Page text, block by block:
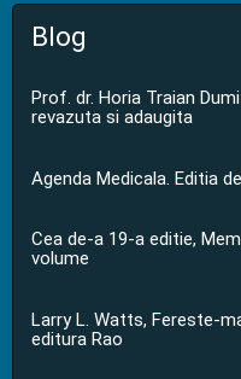
Blog
Prof. dr. Horia Traian
revazuta si adaugita
Agenda Medicala. Editia
Cea de-a 19-a editie,
volume
Larry L. Watts, Fereste-
editura Rao